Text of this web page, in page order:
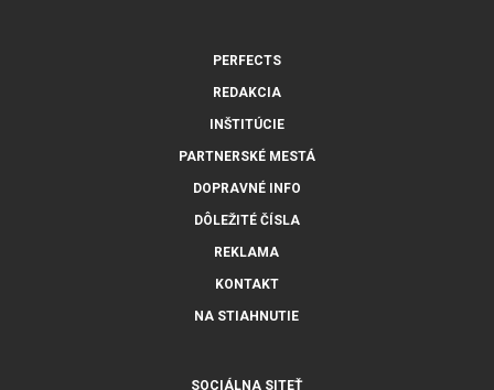
PERFECTS
REDAKCIA
INŠTITÚCIE
PARTNERSKÉ MESTÁ
DOPRAVNÉ INFO
DÔLEŽITÉ ČÍSLA
REKLAMA
KONTAKT
NA STIAHNUTIE
SOCIÁLNA SITEŤ